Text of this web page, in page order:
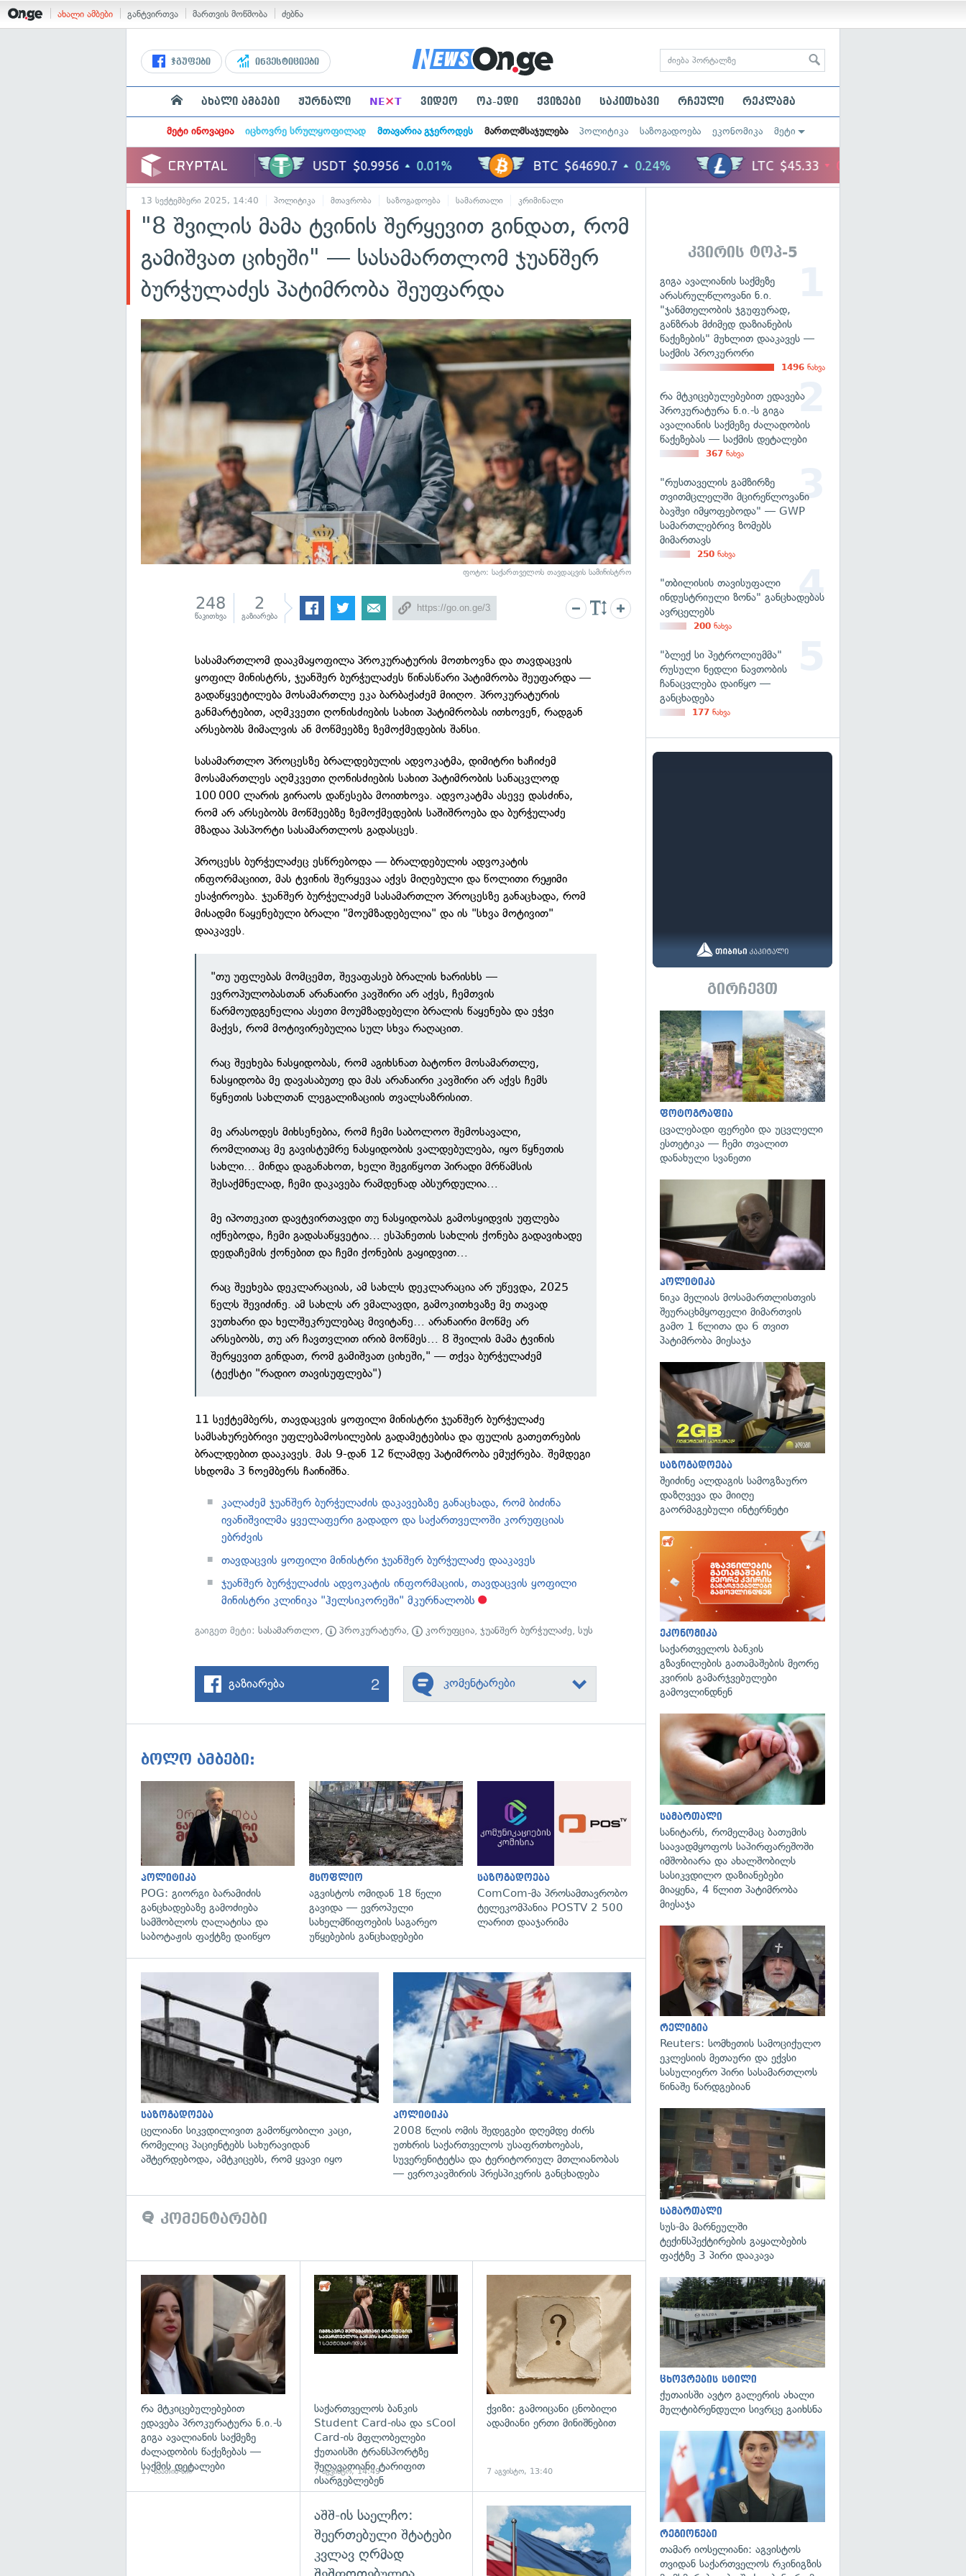
ახალი ამბები განტვირთვა მართვის მოწმობა ძებნა
ჯგუფები ინვესტიციები
ახალი ამბები ჟურნალი NE×T ვიდეო ოპ-ედი ქვიზები საკითხავი რჩეული რეკლამა
მეტი ინოვაცია იცხოვრე სრულყოფილად მთავარია გჯეროდეს მართლმსაჯულება პოლიტიკა საზოგადოება ეკონომიკა მეტი
13 სექტემბერი 2025, 14:40 პოლიტიკა მთავრობა საზოგადოება სამართალი კრიმინალი
"8 შვილის მამა ტვინის შერყევით გინდათ, რომ
გამიშვათ ციხეში" — სასამართლომ ჯუანშერ
ბურჭულაძეს პატიმრობა შეუფარდა
ფოტო: საქართველოს თავდაცვის სამინისტრო
248
წაკითხვა
2
გაზიარება
სასამართლომ დააკმაყოფილა პროკურატურის მოთხოვნა და თავდაცვის
ყოფილ მინისტრს, ჯუანშერ ბურჭულაძეს წინასწარი პატიმრობა შეუფარდა —
გადაწყვეტილება მოსამართლე ეკა ბარბაქაძემ მიიღო. პროკურატურის
განმარტებით, აღმკვეთი ღონისძიების სახით პატიმრობას ითხოვენ, რადგან
არსებობს მიმალვის ან მოწმეებზე ზემოქმედების შანსი.
სასამართლო პროცესზე ბრალდებულის ადვოკატმა, დიმიტრი ხაჩიძემ
მოსამართლეს აღმკვეთი ღონისძიების სახით პატიმრობის სანაცვლოდ
100 000 ლარის გირაოს დაწესება მოითხოვა. ადვოკატმა ასევე დასძინა,
რომ არ არსებობს მოწმეებზე ზემოქმედების საშიშროება და ბურჭულაძე
მზადაა პასპორტი სასამართლოს გადასცეს.
პროცესს ბურჭულაძეც ესწრებოდა — ბრალდებულის ადვოკატის
ინფორმაციით, მას ტვინის შერყევაა აქვს მიღებული და წოლითი რეჟიმი
ესაჭიროება. ჯუანშერ ბურჭულაძემ სასამართლო პროცესზე განაცხადა, რომ
მისადმი წაყენებული ბრალი "მოუმზადებელია" და ის "სხვა მოტივით"
დააკავეს.
"თუ უფლებას მომცემთ, შევაფასებ ბრალის ხარისხს —
ევროპულობასთან არანაირი კავშირი არ აქვს, ჩემთვის
წარმოუდგენელია ასეთი მოუმზადებელი ბრალის წაყენება და ეჭვი
მაქვს, რომ მოტივირებულია სულ სხვა რაღაცით.
რაც შეეხება ნასყიდობას, რომ აგიხსნათ ბატონო მოსამართლე,
ნასყიდობა მე დავასაბუთე და მას არანაირი კავშირი არ აქვს ჩემს
წყნეთის სახლთან ლეგალიზაციის თვალსაზრისით.
მე არასოდეს მიხსენებია, რომ ჩემი საბოლოო შემოსავალი,
რომლითაც მე გავისტუმრე ნასყიდობის ვალდებულება, იყო წყნეთის
სახლი… მინდა დაგანახოთ, ხელი შეგიწყოთ პირადი მრწამსის
შესაქმნელად, ჩემი დაკავება რამდენად აბსურდულია…
მე იპოთეკით დავტვირთავდი თუ ნასყიდობას გამოსყიდვის უფლება
იქნებოდა, ჩემი გადასაწყვეტია… ესპანეთის სახლის ქონება გადავიხადე
დედაჩემის ქონებით და ჩემი ქონების გაყიდვით…
რაც შეეხება დეკლარაციას, ამ სახლს დეკლარაცია არ უწევდა, 2025
წელს შევიძინე. ამ სახლს არ ვმალავდი, გამოკითხვაზე მე თავად
ვუთხარი და ხელშეკრულებაც მივიტანე… არანაირი მოწმე არ
არსებობს, თუ არ ჩავთვლით ირიბ მოწმეს… 8 შვილის მამა ტვინის
შერყევით გინდათ, რომ გამიშვათ ციხეში," — თქვა ბურჭულაძემ
(ტექსტი "რადიო თავისუფლება")
11 სექტემბერს, თავდაცვის ყოფილი მინისტრი ჯუანშერ ბურჭულაძე
სამსახურებრივი უფლებამოსილების გადამეტებისა და ფულის გათეთრების
ბრალდებით დააკავეს. მას 9-დან 12 წლამდე პატიმრობა ემუქრება. შემდეგი
სხდომა 3 ნოემბერს ჩაინიშნა.
კალაძემ ჯუანშერ ბურჭულაძის დაკავებაზე განაცხადა, რომ ბიძინა
ივანიშვილმა ყველაფერი გადადო და საქართველოში კორუფციას
ებრძვის
თავდაცვის ყოფილი მინისტრი ჯუანშერ ბურჭულაძე დააკავეს
ჯუანშერ ბურჭულაძის ადვოკატის ინფორმაციის, თავდაცვის ყოფილი
მინისტრი კლინიკა "ჰელსიკორეში" მკურნალობს
გაიგეთ მეტი:სასამართლო, პროკურატურა, კორუფცია,ჯუანშერ ბურჭულაძე,სუს
გაზიარება 2 კომენტარები
ბოლო ამბები:
გადახედვა
პოლიტიკა
POG: გიორგი ბარამიძის
განცხადებაზე გამოძიება
სამშობლოს ღალატისა და
საბოტაჟის ფაქტზე დაიწყო
მსოფლიო
აგვისტოს ომიდან 18 წელი
გავიდა — ევროპული
სახელმწიფოების საგარეო
უწყებების განცხადებები
გადახედვა
საზოგადოება
ComCom-მა პროსამთავრობო
ტელეკომპანია POSTV 2 500
ლარით დააჯარიმა
გადახედვა
საზოგადოება
ცელიანი სიკვდილივით გამოწყობილი კაცი,
რომელიც პაციენტებს სახურავიდან
აშტერდებოდა, ამტკიცებს, რომ ყვავი იყო
გადახედვა
პოლიტიკა
2008 წლის ომის შედეგები დღემდე ძირს
უთხრის საქართველოს უსაფრთხოებას,
სუვერენიტეტსა და ტერიტორიულ მთლიანობას
— ევროკავშირის პრესპიკერის განცხადება
კომენტარები
გადახედვა
რა მტკიცებულებებით
ედავება პროკურატურა ნ.ი.-ს
გიგა ავალიანის საქმეზე
ძალადობის წაქეზებას —
საქმის დეტალები
17 საათის წინ
საქართველოს ბანკის
Student Card-ისა და sCool
Card-ის მფლობელები
ქუთაისში ტრანსპორტზე
შეღავათიანი ტარიფით
ისარგებლებენ
7 აგვისტო, 14:49
ქვიზი: გამოიცანი ცნობილი
ადამიანი ერთი მინიშნებით
7 აგვისტო, 13:40
აშშ-ის საელჩო:
შეერთებული შტატები
კვლავ ღრმად
გადახედვა
კვირის ტოპ-5
გიგა ავალიანის საქმეზე
არასრულწლოვანი ნ.ი.
"ჯანმთელობის ჯგუფურად,
განზრახ მძიმედ დაზიანების
წაქეზების" მუხლით დააკავეს —
საქმის პროკურორი
1496 ნახვა
რა მტკიცებულებებით ედავება
პროკურატურა ნ.ი.-ს გიგა
ავალიანის საქმეზე ძალადობის
წაქეზებას — საქმის დეტალები
367 ნახვა
"რუსთაველის გამზირზე
თვითმცლელში მცირეწლოვანი
ბავშვი იმყოფებოდა" — GWP
სამართლებრივ ზომებს
მიმართავს
250 ნახვა
"თბილისის თავისუფალი
ინდუსტრიული ზონა" განცხადებას
ავრცელებს
200 ნახვა
"ბლექ სი პეტროლიუმმა"
რუსული ნედლი ნავთობის
ჩანაცვლება დაიწყო —
განცხადება
177 ნახვა
გირჩევთ
ფოტოგრაფია
ცვალებადი ფერები და უცვლელი
ესთეტიკა — ჩემი თვალით
დანახული სვანეთი
პოლიტიკა
ნიკა მელიას მოსამართლისთვის
შეურაცხმყოფელი მიმართვის
გამო 1 წლითა და 6 თვით
პატიმრობა მიესაჯა
საზოგადოება
შეიძინე ალდაგის სამოგზაურო
დაზღვევა და მიიღე
გაორმაგებული ინტერნეტი
ეკონომიკა
საქართველოს ბანკის
გზავნილების გათამაშების მეორე
კვირის გამარჯვებულები
გამოვლინდნენ
სამართალი
სანიტარს, რომელმაც ბათუმის
საავადმყოფოს საპირფარეშოში
იმშობიარა და ახალშობილს
სასიკვდილო დაზიანებები
მიაყენა, 4 წლით პატიმრობა
მიესაჯა
რელიგია
Reuters: სომხეთის სამოციქულო
ეკლესიის მეთაური და ექვსი
სასულიერო პირი სასამართლოს
წინაშე წარდგებიან
სამართალი
სუს-მა მარნეულში
ტექინსპექტირების გაყალბების
ფაქტზე 3 პირი დააკავა
ცხოვრების სტილი
ქუთაისში ავტო გალერის ახალი
მულტიბრენდული სივრცე გაიხსნა
რეგიონები
თამარ იოსელიანი: აგვისტოს
თვიდან საქართველოს რკინიგზის